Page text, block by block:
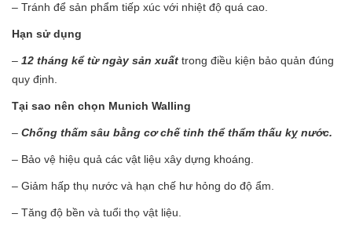
– Tránh để sản phẩm tiếp xúc với nhiệt độ quá cao.
Hạn sử dụng
– 12 tháng kể từ ngày sản xuất trong điều kiện bảo quản đúng
quy định.
Tại sao nên chọn Munich Walling
– Chống thấm sâu bằng cơ chế tinh thể thẩm thấu kỵ nước.
– Bảo vệ hiệu quả các vật liệu xây dựng khoáng.
– Giảm hấp thụ nước và hạn chế hư hỏng do độ ẩm.
– Tăng độ bền và tuổi thọ vật liệu.